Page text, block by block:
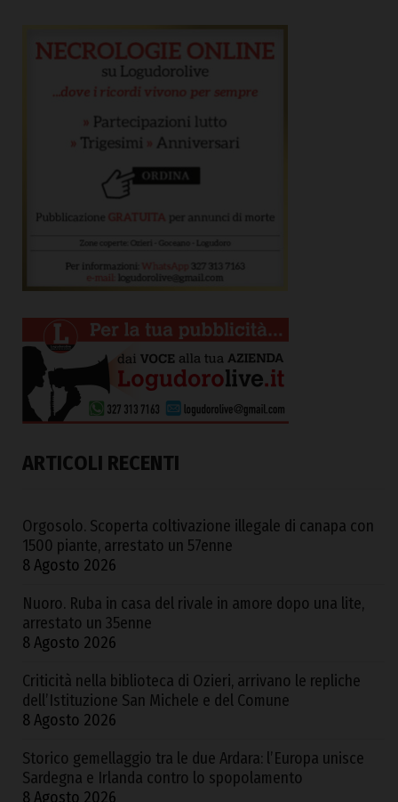
ARTICOLI RECENTI
Orgosolo. Scoperta coltivazione illegale di canapa con
1500 piante, arrestato un 57enne
8 Agosto 2026
Nuoro. Ruba in casa del rivale in amore dopo una lite,
arrestato un 35enne
8 Agosto 2026
Criticità nella biblioteca di Ozieri, arrivano le repliche
dell’Istituzione San Michele e del Comune
8 Agosto 2026
Storico gemellaggio tra le due Ardara: l’Europa unisce
Sardegna e Irlanda contro lo spopolamento
8 Agosto 2026